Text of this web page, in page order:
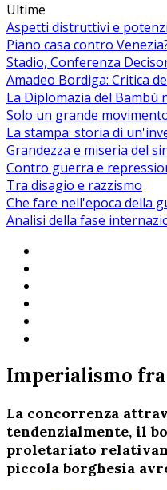
Ultime
Aspetti distruttivi e
Piano casa contro
Stadio, Conferenza
Amadeo Bordiga: Critica
La Diplomazia del
Solo un grande
La stampa: storia di
Grandezza e miseria del
Contro guerra e
Tra disagio e razzismo
Che fare nell'epoca della
Analisi della fase
Imperialismo
La concorrenza
tendenzialmente, il
proletariato
piccola borghesia